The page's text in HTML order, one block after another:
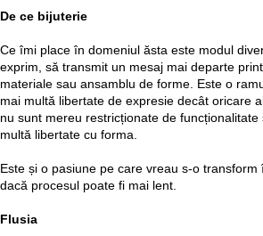
De ce bijuterie
Ce îmi place în domeniul ăsta este modul
exprim, să transmit un mesaj mai departe
materiale sau ansamblu de forme. Este o
mai multă libertate de expresie decât oricare
nu sunt mereu restricționate de funcționalitate
multă libertate cu forma.
Este și o pasiune pe care vreau s-o
dacă procesul poate fi mai lent.
Flusia